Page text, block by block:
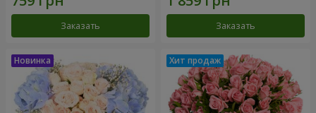
Заказать Заказать